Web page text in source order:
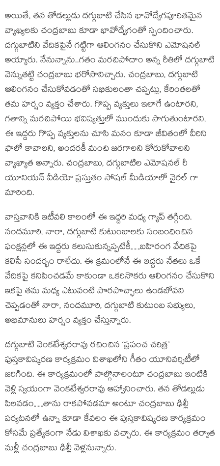
అయితే, తన తోడల్లుడు దగ్గుబాటి చేసిన భావోద్వేగపూరితమైన
వ్యాఖ్యలకు చంద్రబాబు కూడా భావోద్వేగంతో స్పందించారు.
దగ్గుబాటిని వేదికపైనే గట్టిగా ఆలింగనం చేసుకొని ఎమోషనల్
అయ్యారు. నేనున్నాను..గతం మరచిపోదాం అన్న రీతిలో దగ్గుబాటి
వెన్నుతట్టి చంద్రబాబు భరోసానిచ్చారు. చంద్రబాబు, దగ్గుబాటి
ఆలింగనం చేసుకోవడంతో సభికులంతా చప్పట్లు, కేరింతలతో
తమ హర్షం వ్యక్తం చేశారు. గొప్ప వ్యక్తులు ఇలాగే ఉంటారని,
గతాన్ని మరచిపోయి భవిష్యత్తులో ముందుకు సాగుతుంటారని,
ఈ ఇద్దరు గొప్ప వ్యక్తులను చూసి మనం కూడా జీవితంలో వీరిని
ఫాలో కావాలని, అందరకీ మంచి జరగాలని కోరుకోవాలని
వ్యాఖ్యాత అన్నారు. చంద్రబాబు, దగ్గుబాటిల ఎమోషనల్ రీ
యూనియన్ వీడియో ప్రస్తుతం సోషల్ మీడియాలో వైరల్ గా
మారింది.
వాస్తవానికి ఇటీవలి కాలంలో ఈ ఇద్దరి మధ్య గ్యాప్ తగ్గింది.
నందమూరి, నారా, దగ్గుబాటి కుటుంబాలకు సంబంధించిన
ఫంక్షన్లలో ఈ ఇద్దరు కలుసుకున్నప్పటికీ…బహిరంగ వేదికపై
కలిసే సందర్భం రాలేదు. ఈ క్రమంలోనే ఈ ఇద్దరు నేతలు ఒకే
వేదికపై కనిపించడమే కాకుండా ఒకరినొకరు ఆలింగనం చేసుకొని
ఇకపై తమ మధ్య ఎటువంటి పొరపొచ్ఛాలు ఉండబోవని
చెప్పడంతో నారా, నందమూరి, దగ్గుబాటి కుటుంబ సభ్యులు,
అభిమానులు హర్షం వ్యక్తం చేస్తున్నారు.
దగ్గుబాటి వెంకటేశ్వరరావు రచించిన ‘ప్రపంచ చరిత్ర’
పుస్తకావిష్కరణ కార్యక్రమం విశాఖలోని గీతం యూనివర్సిటీలో
జరిగింది. ఈ కార్యక్రమంలో పాల్గొనాలంటూ చంద్రబాబు ఇంటికి
వెళ్లి స్వయంగా వెంకటేశ్వరరావు ఆహ్వానించారు. తన తోడల్లుడు
పిలవడం…తాను రాకపోవడమా అంటూ చంద్రబాబు ఢిల్లీ
పర్యటనలో ఉన్నా కూడా కేవలం ఈ పుస్తకావిష్కరణ కార్యక్రమం
కోసమే ప్రత్యేకంగా నేడు విశాఖకు వచ్చారు. ఈ కార్యక్రమం తర్వాత
మళ్లీ చంద్రబాబు ఢిల్లీ వెళ్లనున్నారు.